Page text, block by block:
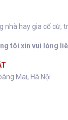
nhà hay gia cố cừ,
tôi xin vui lòng
Mai, Hà Nội